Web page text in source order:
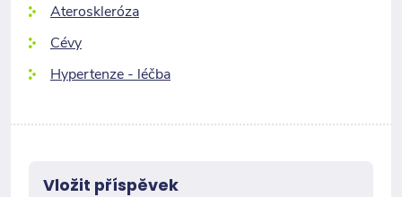
Ateroskleróza
Cévy
Hypertenze - léčba
Vložit příspěvek